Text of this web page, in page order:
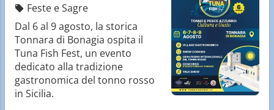
Feste e Sagre
Dal 6 al 9 agosto, la storica
Tonnara di Bonagia ospita il
Tuna Fish Fest, un evento
dedicato alla tradizione
gastronomica del tonno rosso
in Sicilia.